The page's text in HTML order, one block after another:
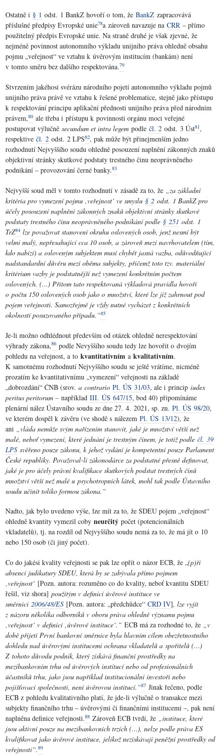
Ostatně i § 1 odst. 1 BankZ hovoří o tom, žeBankZ zapracovává
příslušné předpisy Evropské unie78a zároveň navazuje naCRR – přímo
použitelný předpis Evropské unie. Na straně druhé je však zjevné, že
nejméně povinnost autonomního výkladu unijního práva ohledně obsahu
pojmu „veřejnost“ ve vztahu k úvěrovým institucím (bankám) není
v tomto směru bez dalšího respektována.79
Stvrzením jakéhosi svérázu národního pojetí autonomního výkladu pojmů
unijního práva právě ve vztahu k řešené problematice, stejně jako přístupu
k respektování principu aplikační přednosti unijního práva před národním
právem,80 ale třeba i přístupu k povinnosti orgánu moci veřejné
postupovat výlučněsecundum et intra legem podlečl. 2 odst. 3 Úst81,
respektivečl. 2 odst. 2 LPS82, pak může být přinejmenším jedno
rozhodnutí Nejvyššího soudu ohledně posouzení naplnění zákonných znaků
objektivní stránky skutkové podstaty trestného činu neoprávněného
podnikání – provozování černé banky.83
Nejvyšší soud měl v tomto rozhodnutí v zásadě za to, že „za základní
kritéria pro vymezení pojmu ‚veřejnost‘ ve smyslu § 2 odst. 1 BankZ pro
účely posouzení naplnění zákonných znaků objektivní stránky skutkové
podstaty trestného činu neoprávněného podnikání podle § 251 odst. 1
TrZ84 lze považovat stanovení okruhu oslovených osob, jenž nesmí být
velmi malý, nepřesahující cca 10 osob, a zároveň mezi navrhovatelem (tím,
kdo nabízí) a osloveným subjektem musí chybět jasná vazba, odůvodňující
nadstandardní důvěru mezi oběma subjekty, přičemž toto tzv. materiální
kritérium vazby je podstatnější než vymezení konkrétním počtem
oslovených. (…) Přitom tato respektovaná výkladová pravidla hovoří
o počtu 150 oslovených osob jako o množství, které lze již zahrnout pod
pojem veřejnosti. Samozřejmě je vždy nutné vycházet z konkrétních
okolností posuzovaného případu.“85
Je-li možno odhlédnout především od otázek ohledně nerespektování
výhrady zákona,86 podle Nevyššího soudu tedy lze hovořit o dvojím
pohledu na veřejnost, a tokvantitativním akvalitativním.
K samotnému rozhodnutí Nejvyššího soudu se ještě vrátíme, nicméně
prozatím ke kvantitativnímu „vymezení“ veřejnosti na základě
„dobrozdání“ ČNB (srov.a contrarioPl. ÚS 31/03, ale i principiudex
peritus peritorum –napříkladIII. ÚS 647/15, bod 40) připomínáme
plenární nález Ústavního soudu ze dne 27. 4. 2021, sp. zn.Pl. ÚS 98/20,
ve kterém dospěl k závěru (ve shodě s nálezemPl. ÚS 13/12), že
ani
„vláda nemůže svým nařízením stanovit, jaké je množství větší než
malé, neboť vymezení, které jednání je trestným činem, je totiž podlečl. 39
LPS svěřeno pouze zákonu, k jehož vydání je kompetentní pouze Parlament
České republiky. Považoval-li zákonodárce za podstatné přesně definovat,
jaké je pro účely právní kvalifikace skutkových podstat trestných činů
množství větší než malé u psychotropních látek, mohl tak podle Ústavního
soudu učinit toliko formou zákona.“
Nadto, jak bylo uvedeno výše, lze mít za to, že SDEU pojem „veřejnost“
ohledně kvantity vymezil cobyneurčitý počet (potencionálních
vkladatelů), tj. na rozdíl od Nejvyššího soudu nemá za to, že má jít o 10
nebo 150 osob (či jiný počet).
Co do jakési kvality veřejnosti se pak lze opřít o názor ECB, že „(p)ři
absenci judikatury SDEU, která by se zabývala přímo pojmem
‚veřejnost‘ [Pozn. autora: rozuměno co do kvality, neboť kvantitu SDEU
řešil, viz shora]použitým v definici úvěrové instituce ve
směrnici2006/48/ES [Pozn. autora: „předchůdce“CRD IV], lze vyjít
z názoru několika odborníků v oboru práva ohledně významu pojmu
‚veřejnost‘ v definici ‚úvěrové instituce‘.“ECB má za rozhodné to, že „v
době přijetí První bankovní směrnice byla hlavním cílem obezřetnostního
dohledu nad úvěrovými institucemi ochrana vkladatelů a spořitelů (…)
Z tohoto důvodu podnik, který získává finanční prostředky na
mezibankovním trhu od úvěrových institucí nebo od profesionálních
účastníků trhu, jako jsou například institucionální investoři nebo
pojišťovací společnosti, není úvěrovou institucí.“87 Jinak řečeno, podle
ECB z pohledu kvalitativního platí, že jde-li výlučně o transakce mezi
subjekty finančního trhu – úvěrovými či finančními institucemi –, pak není
naplněna definice veřejnosti.88 Zároveň ECB tvrdí, že „instituce, které
jsou aktivní pouze na mezibankovních trzích (…), nelze podle práva ES
kvalifikovat jako úvěrové instituce, jelikož nezískávají peněžní prostředky od
veřejnosti“.89